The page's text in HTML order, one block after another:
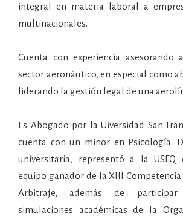
integral en materia laboral a
multinacionales.
Cuenta con experiencia asesorando
sector aeronáutico, en especial como
liderando la gestión legal de una
Es Abogado por la Uiversidad San
cuenta con un minor en Psicología.
universitaria, representó a la USFQ
equipo ganador de la XIII
Arbitraje, además de
simulaciones académicas de la